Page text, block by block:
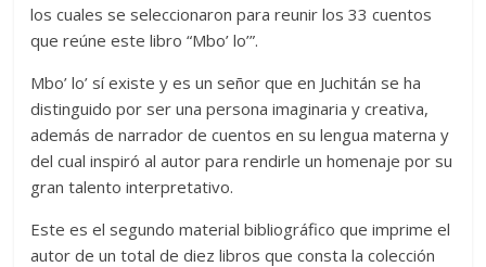
los cuales se seleccionaron para reunir los 33 cuentos
que reúne este libro “Mbo’ lo’”.
Mbo’ lo’ sí existe y es un señor que en Juchitán se ha
distinguido por ser una persona imaginaria y creativa,
además de narrador de cuentos en su lengua materna y
del cual inspiró al autor para rendirle un homenaje por su
gran talento interpretativo.
Este es el segundo material bibliográfico que imprime el
autor de un total de diez libros que consta la colección